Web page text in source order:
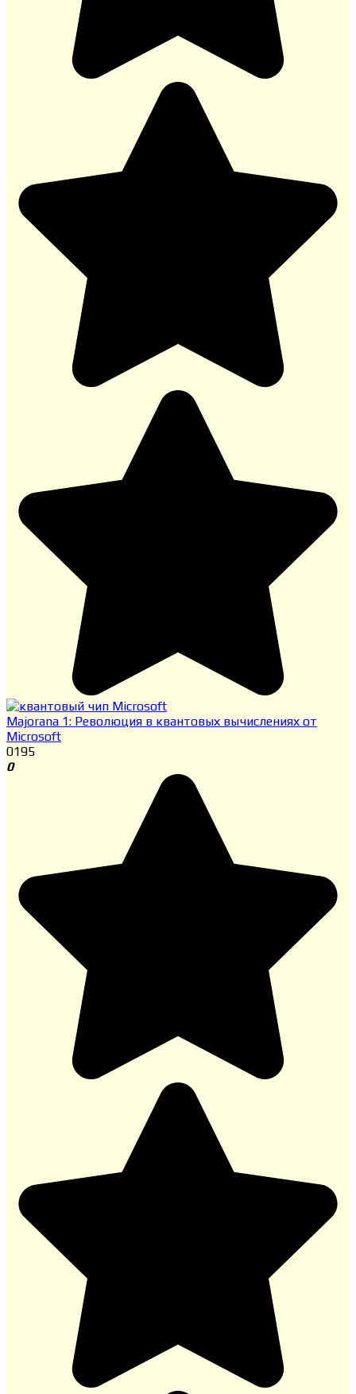
Majorana 1: Революция в квантовых вычислениях от
Microsoft
0195
0